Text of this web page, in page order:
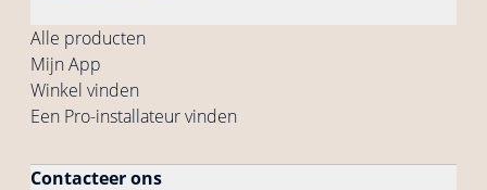
Alle producten
Mijn App
Winkel vinden
Een Pro-installateur vinden
Contacteer ons